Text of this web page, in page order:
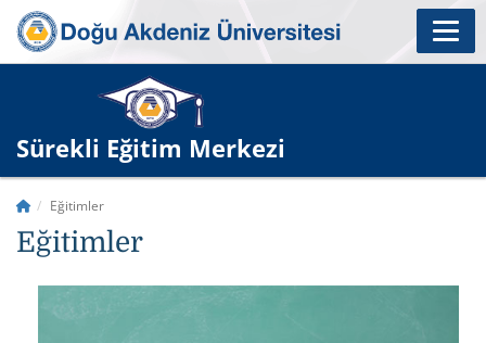
Sürekli Eğitim Merkezi
Eğitimler
Eğitimler